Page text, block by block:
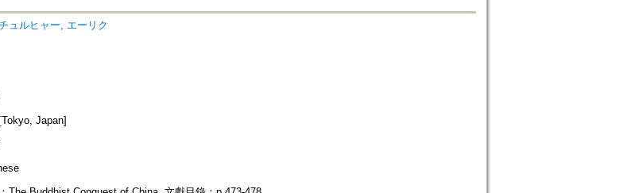
ュルヒャー, エーリク
Japan]